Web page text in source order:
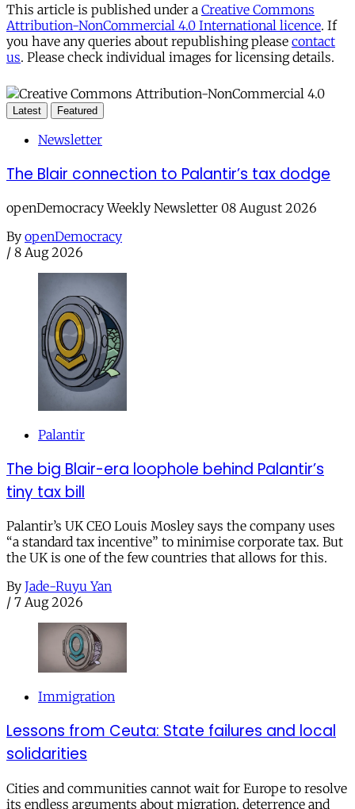
This article is published under a Creative Commons
Attribution-NonCommercial 4.0 International licence. If
you have any queries about republishing please contact
us. Please check individual images for licensing details.
Latest Featured
Newsletter
The Blair connection to Palantir’s tax dodge
openDemocracy Weekly Newsletter 08 August 2026
By openDemocracy
/ 8 Aug 2026
Palantir
The big Blair-era loophole behind Palantir’s
tiny tax bill
Palantir’s UK CEO Louis Mosley says the company uses
“a standard tax incentive” to minimise corporate tax. But
the UK is one of the few countries that allows for this.
By Jade-Ruyu Yan
/ 7 Aug 2026
Immigration
Lessons from Ceuta: State failures and local
solidarities
Cities and communities cannot wait for Europe to resolve
its endless arguments about migration, deterrence and